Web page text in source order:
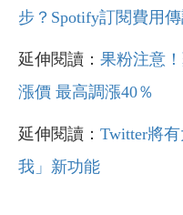
步？Spotify訂閱費用
延伸閱讀： 果粉注意
漲價 最高調漲40％
延伸閱讀： Twitter將
我」新功能